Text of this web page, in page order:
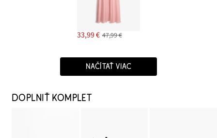
33,99 € 47,99 €
NAČÍTAŤ VIAC
DOPLNIŤ KOMPLET